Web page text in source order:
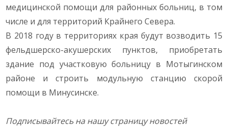
медицинской помощи для районных больниц, в том
числе и для территорий Крайнего Севера.
В 2018 году в территориях края будут возводить 15
фельдшерско-акушерских пунктов, приобретать
здание под участковую больницу в Мотыгинском
районе и строить модульную станцию скорой
помощи в Минусинске.
Подписывайтесь на нашу страницу новостей